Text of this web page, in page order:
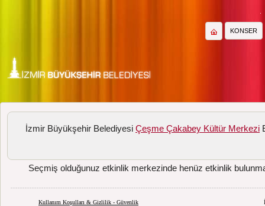
KONSER
İzmir Büyükşehir Belediyesi Çeşme Çakabey Kültür Merkezi
Seçmiş olduğunuz etkinlik merkezinde henüz etkinlik
Kullanım Koşulları & Gizlilik - Güvenlik